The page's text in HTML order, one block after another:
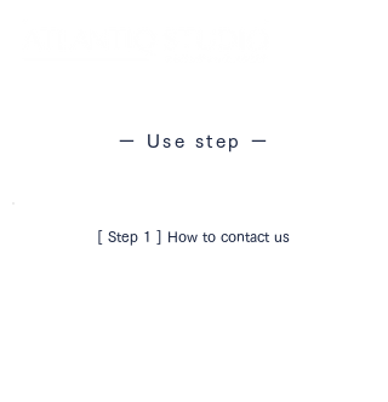
ー Use step ー
[ Step 1 ] How to contact us